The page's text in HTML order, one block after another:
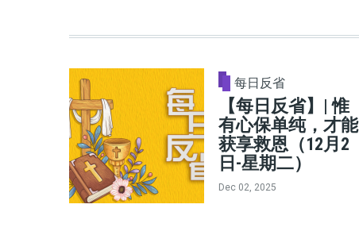
每日反省
【每日反省】| 惟
有心保单纯，才能
获享救恩（12月2
日-星期二）
Dec 02, 2025